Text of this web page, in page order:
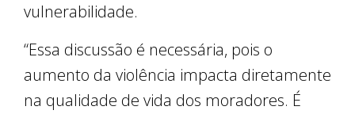
vulnerabilidade.
“Essa discussão é necessária, pois o
aumento da violência impacta diretamente
na qualidade de vida dos moradores. É